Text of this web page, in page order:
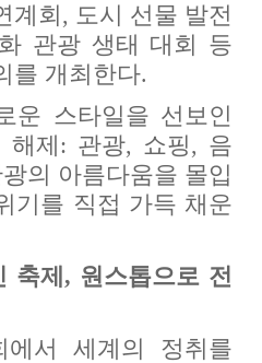
계회, 도시 선물 발전
관광 생태 대회 등
를 개최한다.
운 스타일을 선보인
해제: 관광, 쇼핑, 음
의 아름다움을 몰입
기를 직접 가득 채운
축제, 원스톱으로 전
에서 세계의 정취를